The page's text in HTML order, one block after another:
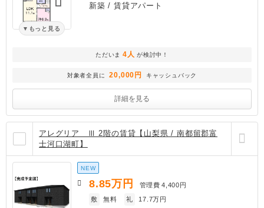
もっと見る
新築 / 賃貸アパート
ただいま 4人 が検討中！
対象者全員に 20,000円 キャッシュバック
詳細を見る
アレグリア Ⅲ 2階の賃貸【山梨県 / 南都留郡富
士河口湖町】
NEW
8.85万円 管理費 4,400円
敷
無料 礼 17.7万円